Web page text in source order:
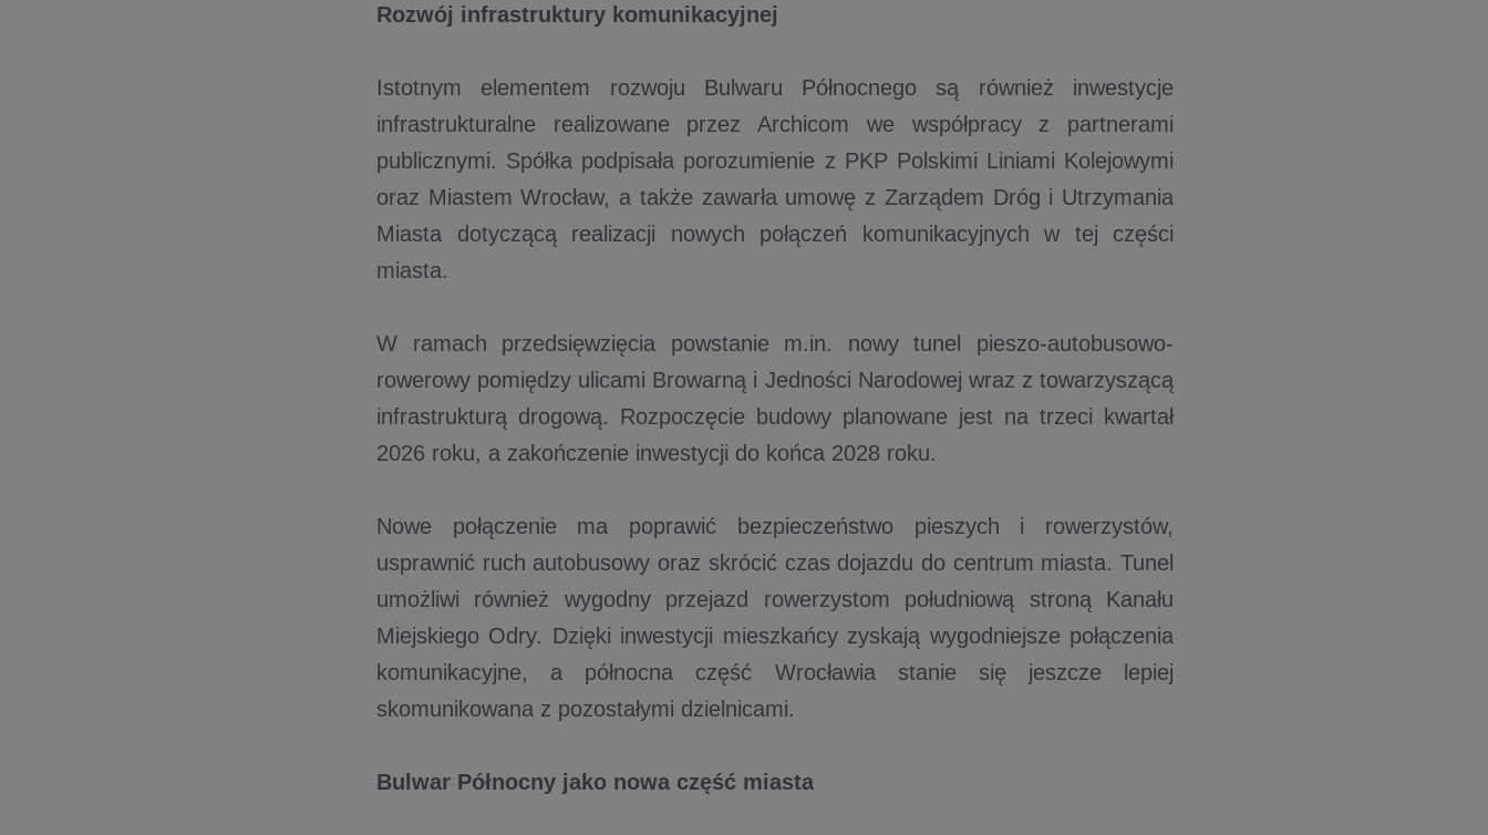
Rozwój infrastruktury komunikacyjnej
Istotnym elementem rozwoju Bulwaru Północnego są również inwestycje
infrastrukturalne realizowane przez Archicom we współpracy z partnerami
publicznymi. Spółka podpisała porozumienie z PKP Polskimi Liniami Kolejowymi
oraz Miastem Wrocław, a także zawarła umowę z Zarządem Dróg i Utrzymania
Miasta dotyczącą realizacji nowych połączeń komunikacyjnych w tej części
miasta.
W ramach przedsięwzięcia powstanie m.in. nowy tunel pieszo-autobusowo-
rowerowy pomiędzy ulicami Browarną i Jedności Narodowej wraz z towarzyszącą
infrastrukturą drogową. Rozpoczęcie budowy planowane jest na trzeci kwartał
2026 roku, a zakończenie inwestycji do końca 2028 roku.
Nowe połączenie ma poprawić bezpieczeństwo pieszych i rowerzystów,
usprawnić ruch autobusowy oraz skrócić czas dojazdu do centrum miasta. Tunel
umożliwi również wygodny przejazd rowerzystom południową stroną Kanału
Miejskiego Odry. Dzięki inwestycji mieszkańcy zyskają wygodniejsze połączenia
komunikacyjne, a północna część Wrocławia stanie się jeszcze lepiej
skomunikowana z pozostałymi dzielnicami.
Bulwar Północny jako nowa część miasta